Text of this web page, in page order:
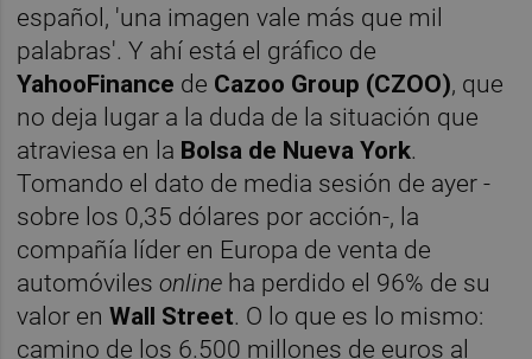
español, 'una imagen vale más que mil
palabras'. Y ahí está el gráfico de
YahooFinance de Cazoo Group (CZOO), que
no deja lugar a la duda de la situación que
atraviesa en la Bolsa de Nueva York.
Tomando el dato de media sesión de ayer -
sobre los 0,35 dólares por acción-, la
compañía líder en Europa de venta de
automóvilesonline ha perdido el 96% de su
valor enWall Street. O lo que es lo mismo:
camino de los 6.500 millones de euros al